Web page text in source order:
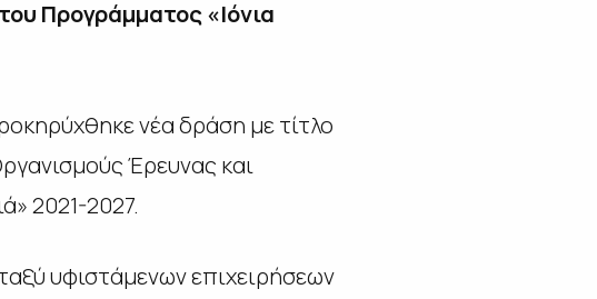
Προγράμματος «Ιόνια
νέα δράση με τίτλο
Έρευνας και
2021-2027.
υφιστάμενων επιχειρήσεων